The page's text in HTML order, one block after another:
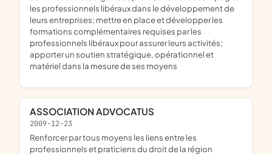
les professionnels libéraux dans le développement de
leurs entreprises; mettre en place et développer les
formations complémentaires requises par les
professionnels libéraux pour assurer leurs activités;
apporter un soutien stratégique, opérationnel et
matériel dans la mesure de ses moyens
ASSOCIATION ADVOCATUS
2009-12-23
renforcer par tous moyens les liens entre les
professionnels et praticiens du droit de la région